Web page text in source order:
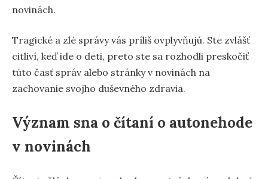
novinách.
Tragické a zlé správy vás príliš ovplyvňujú. Ste zvlášť
citliví, keď ide o deti, preto ste sa rozhodli preskočiť
túto časť správ alebo stránky v novinách na
zachovanie svojho duševného zdravia.
Význam sna o čítaní o autonehode
v novinách